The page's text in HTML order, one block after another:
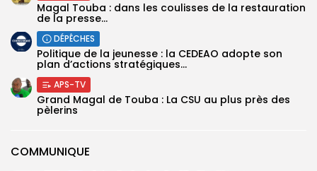
COMMUNIQUE
Magal Touba : dans les coulisses de la restauration
de la presse...
DÉPÊCHES
Politique de la jeunesse : la CEDEAO adopte son
plan d’actions stratégiques...
APS-TV
Grand Magal de Touba : La CSU au plus près des
pèlerins